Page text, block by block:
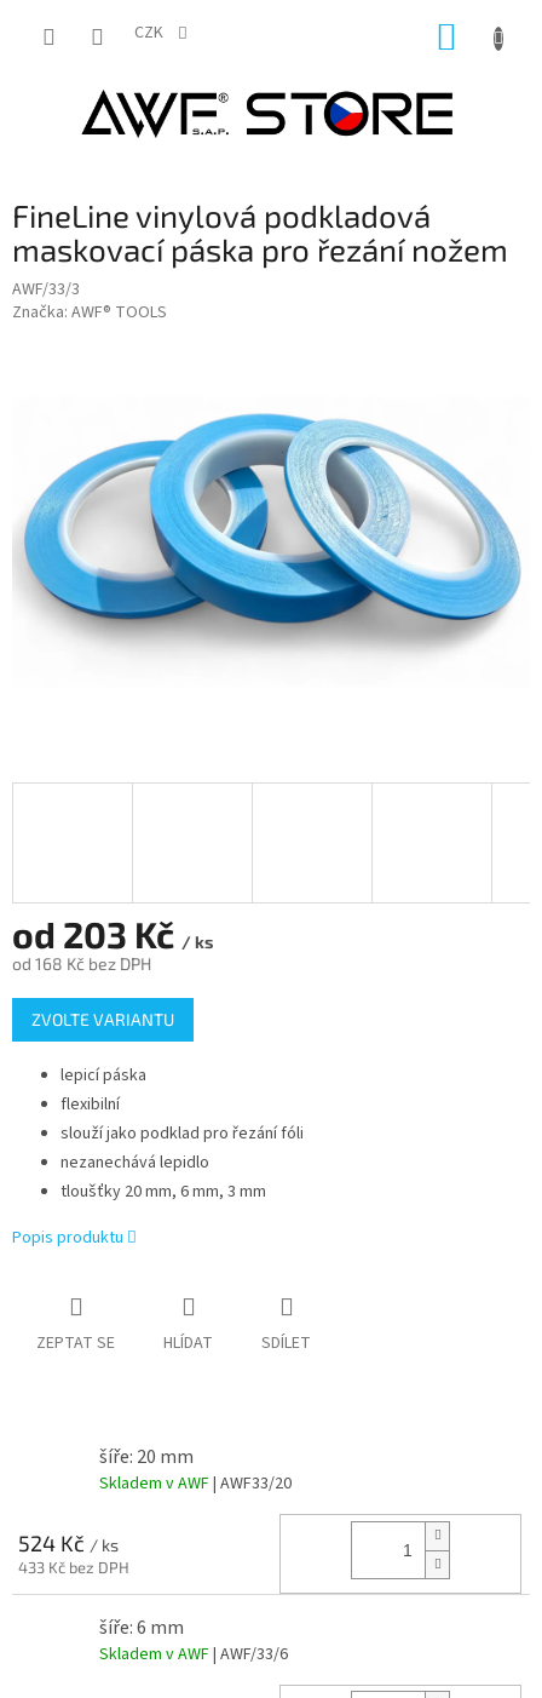
CZK
FineLine vinylová podkladová
maskovací páska pro řezání nožem
AWF/33/3
Značka: AWF® TOOLS
od 203 Kč / ks
od 168 Kč bez DPH
Měrná
cena:
ZVOLTE VARIANTU
lepicí páska
flexibilní
slouží jako podklad pro řezání fóli
nezanechává lepidlo
tloušťky 20 mm, 6 mm, 3 mm
Popis produktu
ZEPTAT SE HLÍDAT SDÍLET
šíře: 20 mm
Skladem v AWF| AWF33/20
524 Kč / ks
433 Kč bez DPH
šíře: 6 mm
Skladem v AWF| AWF/33/6